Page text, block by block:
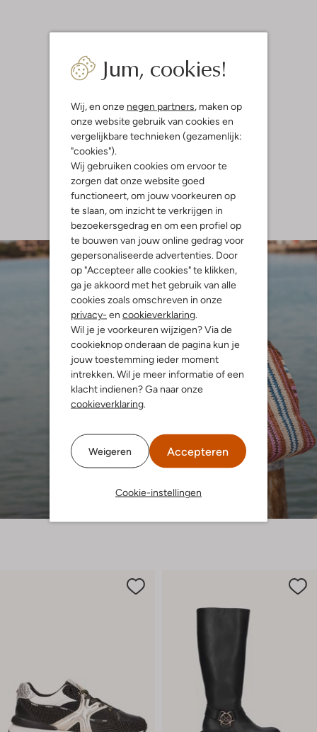
Jum, cookies!
Wij, en onze negen partners, maken op
onze website gebruik van cookies en
vergelijkbare technieken (gezamenlijk:
"cookies").
Wij gebruiken cookies om ervoor te
zorgen dat onze website goed
functioneert, om jouw voorkeuren op
te slaan, om inzicht te verkrijgen in
bezoekersgedrag en om een profiel op
te bouwen van jouw online gedrag voor
gepersonaliseerde advertenties. Door
op "Accepteer alle cookies" te klikken,
ga je akkoord met het gebruik van alle
cookies zoals omschreven in onze
privacy- en cookieverklaring.
Wil je je voorkeuren wijzigen? Via de
cookieknop onderaan de pagina kun je
jouw toestemming ieder moment
intrekken. Wil je meer informatie of een
klacht indienen? Ga naar onze
cookieverklaring.
Weigeren Accepteren
Cookie-instellingen